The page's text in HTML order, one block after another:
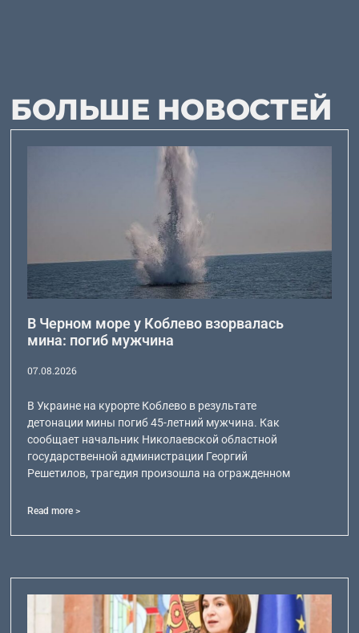
БОЛЬШЕ НОВОСТЕЙ
В Черном море у Коблево взорвалась
мина: погиб мужчина
07.08.2026
В Украине на курорте Коблево в результате
детонации мины погиб 45-летний мужчина. Как
сообщает начальник Николаевской областной
государственной администрации Георгий
Решетилов, трагедия произошла на огражденном
Read more >